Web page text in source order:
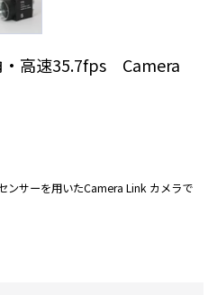
・高速35.7fps Camera
ンサーを用いたCamera Link カメラで